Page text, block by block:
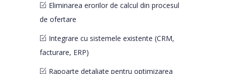
Eliminarea erorilor de calcul din procesul
de ofertare
Integrare cu sistemele existente (CRM,
facturare, ERP)
Rapoarte detaliate pentru optimizarea